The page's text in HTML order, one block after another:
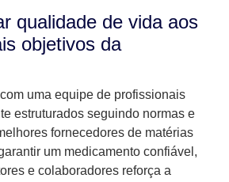
qualidade de vida aos
objetivos da
uma equipe de profissionais
estruturados seguindo normas e
fornecedores de matérias
um medicamento confiável,
e colaboradores reforça a